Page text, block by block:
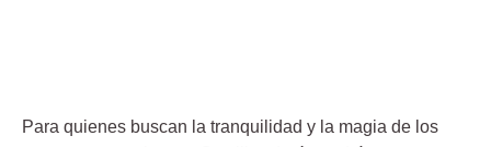
Para quienes buscan la tranquilidad y la magia de los